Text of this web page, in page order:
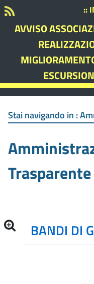
::
AVVISO
Stai navigando in :
Trasparente
BANDI DI